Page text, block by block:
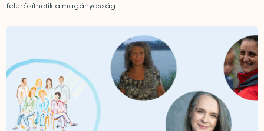
felerősíthetik a magányosság...